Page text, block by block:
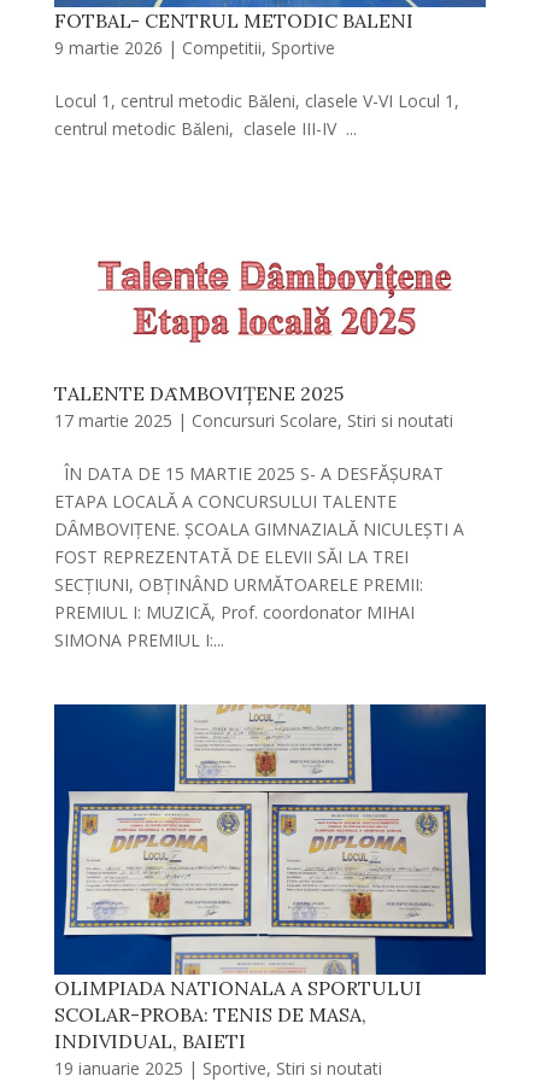
FOTBAL- CENTRUL METODIC BALENI
9 martie 2026 | Competitii, Sportive
Locul 1, centrul metodic Bǎleni, clasele V-VI Locul 1,
centrul metodic Bǎleni, clasele III-IV ...
TALENTE DȂMBOVIȚENE 2025
17 martie 2025 | Concursuri Scolare, Stiri si noutati
ÎN DATA DE 15 MARTIE 2025 S- A DESFǍȘURAT
ETAPA LOCALǍ A CONCURSULUI TALENTE
DȂMBOVIȚENE. ȘCOALA GIMNAZIALǍ NICULEȘTI A
FOST REPREZENTATǍ DE ELEVII SǍI LA TREI
SECȚIUNI, OBȚINȂND URMǍTOARELE PREMII:
PREMIUL I: MUZICǍ, Prof. coordonator MIHAI
SIMONA PREMIUL I:...
OLIMPIADA NATIONALA A SPORTULUI
SCOLAR-PROBA: TENIS DE MASA,
INDIVIDUAL, BAIETI
19 ianuarie 2025 | Sportive, Stiri si noutati